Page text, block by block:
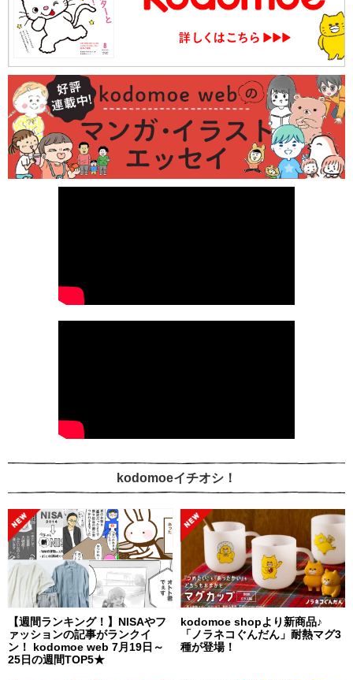
kodomoeイチオシ！
【週間ランキング！】NISAやフ
ァッションの記事がランクイ
ン！ kodomoe web 7月19日～
25日の週間TOP5★
kodomoe shopより新商品♪
「ノラネコぐんだん」耐熱マグ3
種が登場！